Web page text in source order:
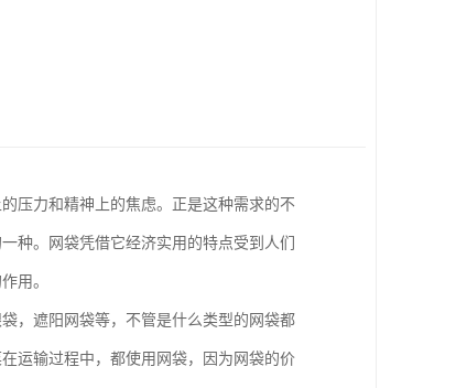
压力和精神上的焦虑。正是这种需求的不
种。网袋凭借它经济实用的特点受到人们
用。
，遮阳网袋等，不管是什么类型的网袋都
运输过程中，都使用网袋，因为网袋的价